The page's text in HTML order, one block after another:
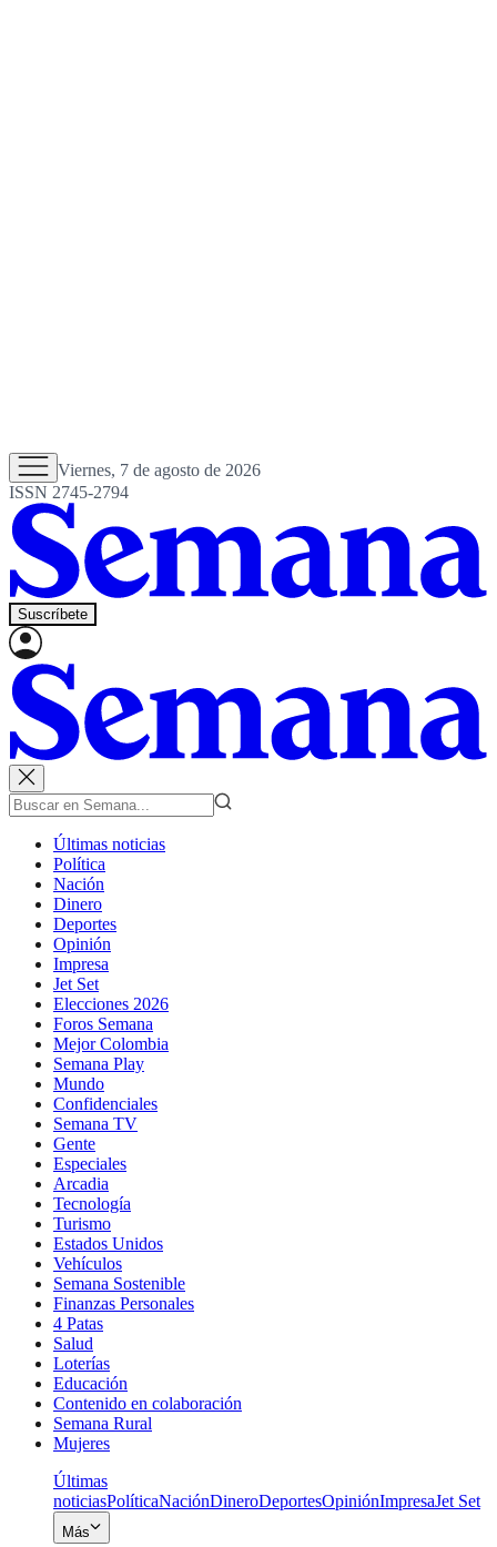
Viernes, 7 de agosto de 2026
ISSN 2745-2794
Suscríbete
Últimas noticias
Política
Nación
Dinero
Deportes
Opinión
Impresa
Jet Set
Elecciones 2026
Foros Semana
Mejor Colombia
Semana Play
Mundo
Confidenciales
Semana TV
Gente
Especiales
Arcadia
Tecnología
Turismo
Estados Unidos
Vehículos
Semana Sostenible
Finanzas Personales
4 Patas
Salud
Loterías
Educación
Contenido en colaboración
Semana Rural
Mujeres
Últimas
noticiasPolíticaNaciónDineroDeportesOpiniónImpresaJet Set
Más